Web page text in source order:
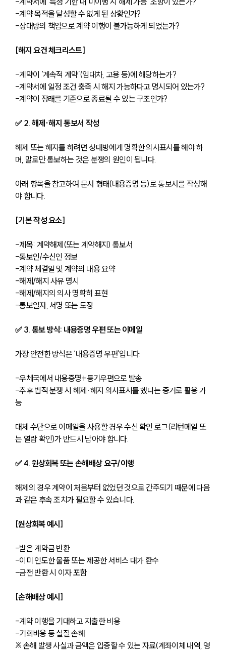
-계약 목적을 달성할 수 없게 된 상황인가?
-상대방의 책임으로 계약 이행이 불가능하게 되었는가?
[해지 요건 체크리스트]
-계약이 ‘계속적 계약’(임대차, 고용 등)에 해당하는가?
-계약서에 일정 조건 충족 시 해지 가능하다고 명시되어 있는가?
-계약이 장래를 기준으로 종료될 수 있는 구조인가?
✅ 2. 해제·해지 통보서 작성
해제 또는 해지를 하려면 상대방에게 명확한 의사표시를 해야 하
며, 말로만 통보하는 것은 분쟁의 원인이 됩니다.
아래 항목을 참고하여 문서 형태(내용증명 등)로 통보서를 작성해
야 합니다.
[기본 작성 요소]
-제목: 계약해제(또는 계약해지) 통보서
-통보인/수신인 정보
-계약 체결일 및 계약의 내용 요약
-해제/해지 사유 명시
-해제/해지의 의사 명확히 표현
-통보일자, 서명 또는 도장
✅ 3. 통보 방식: 내용증명 우편 또는 이메일
가장 안전한 방식은 ‘내용증명 우편’입니다.
-우체국에서 내용증명+등기우편으로 발송
-추후 법적 분쟁 시 해제·해지 의사표시를 했다는 증거로 활용 가
능
대체 수단으로 이메일을 사용할 경우 수신 확인 로그(리턴메일 또
는 열람 확인)가 반드시 남아야 합니다.
✅ 4. 원상회복 또는 손해배상 요구/이행
해제의 경우 계약이 처음부터 없었던 것으로 간주되기 때문에 다음
과 같은 후속 조치가 필요할 수 있습니다.
[원상회복 예시]
-받은 계약금 반환
-이미 인도한 물품 또는 제공한 서비스 대가 환수
-금전 반환 시 이자 포함
[손해배상 예시]
-계약 이행을 기대하고 지출한 비용
-기회비용 등 실질 손해
※ 손해 발생 사실과 금액은 입증할 수 있는 자료(계좌이체 내역, 영